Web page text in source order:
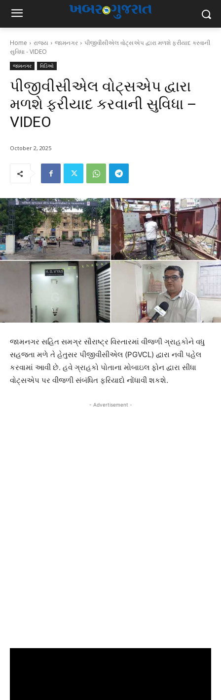
Home રાજ્ય જામનગર
પીજીવીસીએલ વોટ્સએપ દ્વારા મળશે ફરીયાદ કરવાની
સુવિધા - VIDEO
જામનગર વિડિઓ
પીજીવીસીએલ વોટ્સએપ દ્વારા
મળશે ફરીયાદ કરવાની સુવિધા –
VIDEO
October 2, 2025
જામનગર સહિત સમગ્ર સૌરાષ્ટ્ર વિસ્તારમાં વીજળી ગ્રાહકોને વધુ
સહજતા મળે તે હેતુસર પીજીવીસીએલ (PGVCL) દ્વારા નવી પહેલ
કરવામાં આવી છે. હવે ગ્રાહકો પોતાના મોબાઇલ ફોન દ્વારા સીધા
વોટ્સએપ પર વીજળી સંબંધિત ફરિયાદો નોંધાવી શકશે.
- Advertisement -